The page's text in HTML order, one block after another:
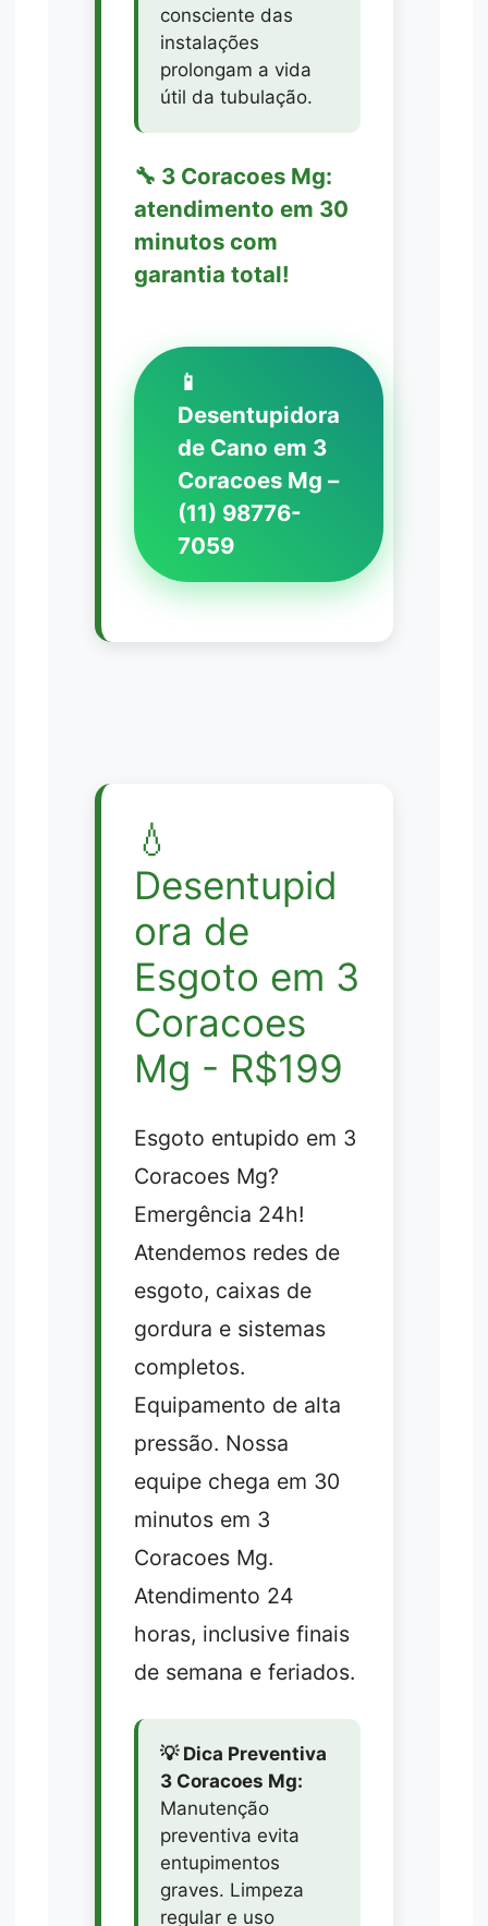
consciente das
instalações
prolongam a vida
útil da tubulação.
🔧 3 Coracoes Mg:
atendimento em 30
minutos com
garantia total!
📱
Desentupidora
de Cano em 3
Coracoes Mg –
(11) 98776-
7059
💧
Desentupid
ora de
Esgoto em 3
Coracoes
Mg - R$199
Esgoto entupido em 3
Coracoes Mg?
Emergência 24h!
Atendemos redes de
esgoto, caixas de
gordura e sistemas
completos.
Equipamento de alta
pressão. Nossa
equipe chega em 30
minutos em 3
Coracoes Mg.
Atendimento 24
horas, inclusive finais
de semana e feriados.
💡 Dica Preventiva
3 Coracoes Mg:
Manutenção
preventiva evita
entupimentos
graves. Limpeza
regular e uso